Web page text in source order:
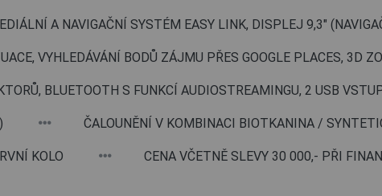
A NAVIGAČNÍ SYSTÉM EASY LINK, DISPLEJ 9,3"
VYHLEDÁVÁNÍ BODŮ ZÁJMU PŘES GOOGLE PLACES, 3D
BLUETOOTH S FUNKCÍ AUDIOSTREAMINGU, 2 USB
ČALOUNĚNÍ V KOMBINACI BIOTKANINA /
KOLO CENA VČETNĚ SLEVY 30 000,- PŘI